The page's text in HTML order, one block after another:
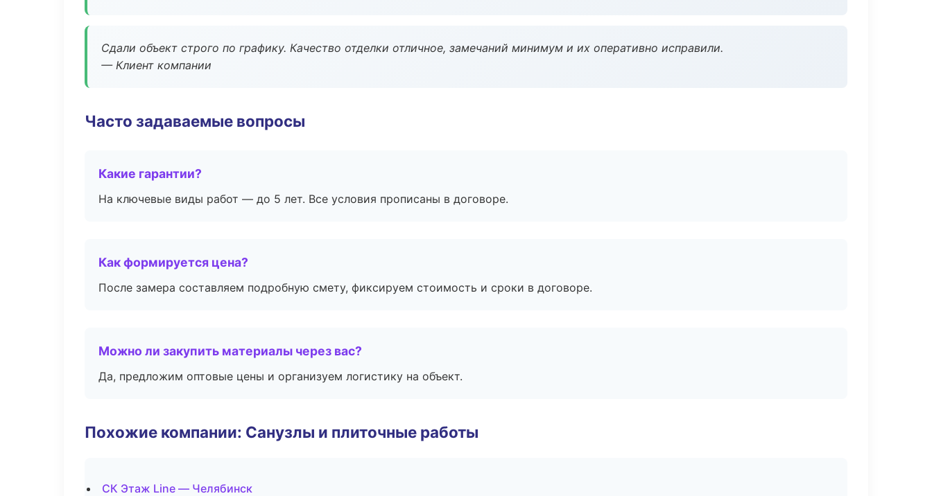
Сдали объект строго по графику. Качество отделки отличное, замечаний минимум и их оперативно исправили.
— Клиент компании
Часто задаваемые вопросы
Какие гарантии?
На ключевые виды работ — до 5 лет. Все условия прописаны в договоре.
Как формируется цена?
После замера составляем подробную смету, фиксируем стоимость и сроки в договоре.
Можно ли закупить материалы через вас?
Да, предложим оптовые цены и организуем логистику на объект.
Похожие компании: Санузлы и плиточные работы
СК Этаж Line — Челябинск